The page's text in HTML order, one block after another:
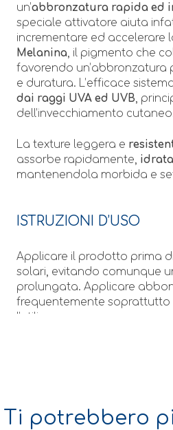
un’abbronzatura rapida ed
speciale attivatore aiuta
incrementare ed accelerare
Melanina, il pigmento che
favorendo un’abbronzatura
e duratura. L’efficace
dai raggi UVA ed UVB,
dell’invecchiamento
La texture leggera e
assorbe rapidamente,
mantenendola morbida e
ISTRUZIONI D’USO
Applicare il prodotto prima
solari, evitando comunque
prolungata. Applicare
frequentemente soprattutto
l’utilizzo
Ti potrebbero